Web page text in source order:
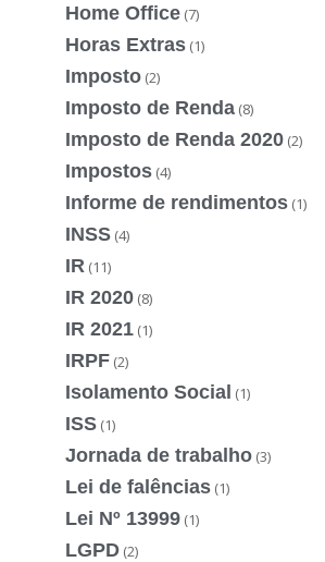
Home Office (7)
Horas Extras (1)
Imposto (2)
Imposto de Renda (8)
Imposto de Renda 2020 (2)
Impostos (4)
Informe de rendimentos (1)
INSS (4)
IR (11)
IR 2020 (8)
IR 2021 (1)
IRPF (2)
Isolamento Social (1)
ISS (1)
Jornada de trabalho (3)
Lei de falências (1)
Lei Nº 13999 (1)
LGPD (2)